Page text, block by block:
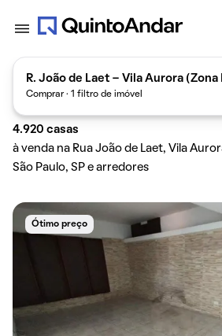
R. João de Laet - Vila Aurora
Comprar · 1 filtro de imóvel
4.920 casas
à venda na Rua João de Laet, Vila
São Paulo, SP e arredores
Ótimo preço